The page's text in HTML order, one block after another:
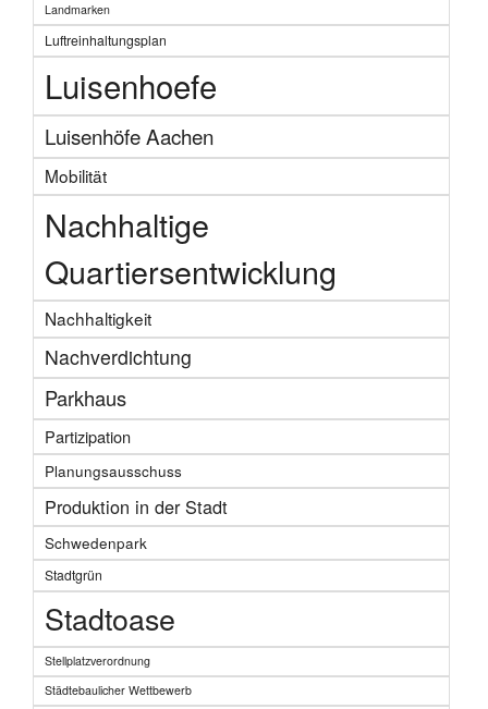
Landmarken
Luftreinhaltungsplan
Luisenhoefe
Luisenhöfe Aachen
Mobilität
Nachhaltige
Quartiersentwicklung
Nachhaltigkeit
Nachverdichtung
Parkhaus
Partizipation
Planungsausschuss
Produktion in der Stadt
Schwedenpark
Stadtgrün
Stadtoase
Stellplatzverordnung
Städtebaulicher Wettbewerb